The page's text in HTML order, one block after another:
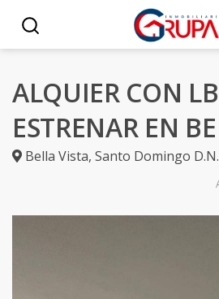
ALQUIER CON
ESTRENAR EN
Bella Vista, Santo Domingo D.N.